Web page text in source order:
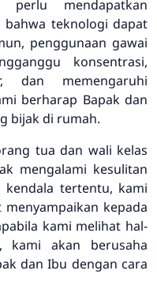
perlu mendapatkan
bahwa teknologi dapat
penggunaan gawai
konsentrasi,
dan memengaruhi
berharap Bapak dan
bijak di rumah.
tua dan wali kelas
mengalami kesulitan
kendala tertentu, kami
kepada
kami melihat hal-
kami akan berusaha
dan Ibu dengan cara